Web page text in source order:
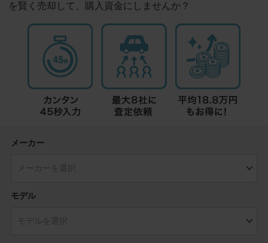
を賢く売却して、購入資金にしませんか？
メーカー
モデル